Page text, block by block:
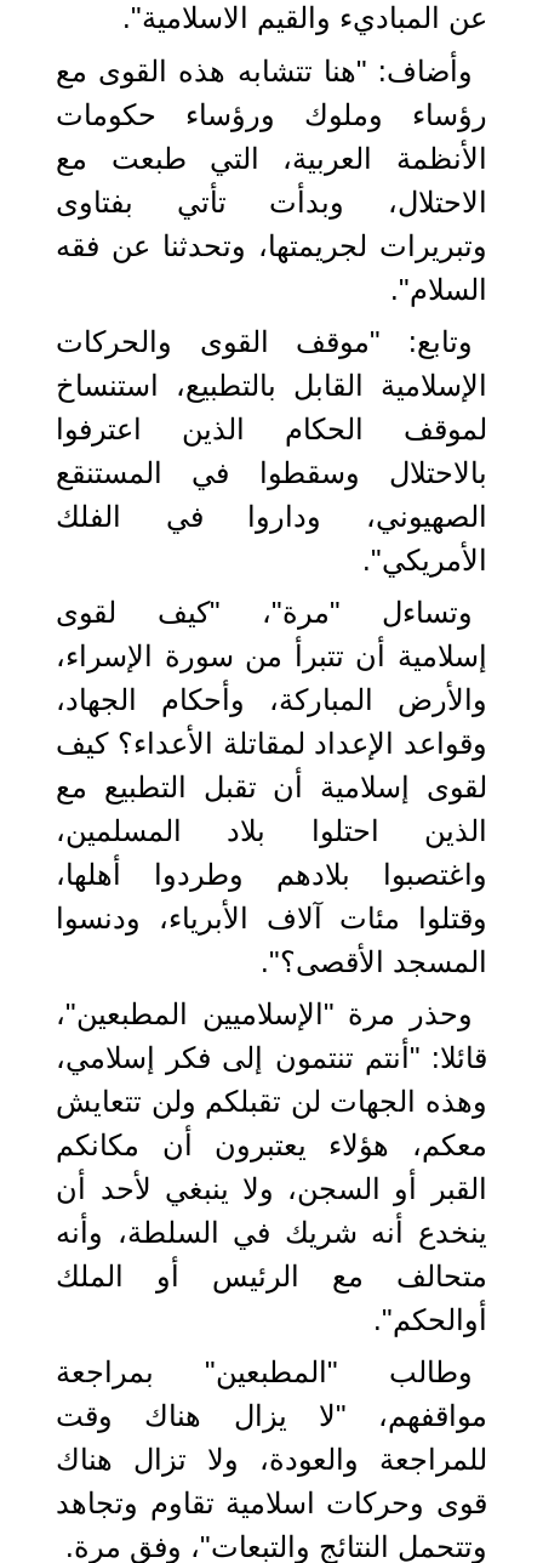
عن المباديء والقيم الاسلامية".
وأضاف: "هنا تتشابه هذه القوى مع
رؤساء وملوك ورؤساء حكومات
الأنظمة العربية، التي طبعت مع
الاحتلال، وبدأت تأتي بفتاوى
وتبريرات لجريمتها، وتحدثنا عن فقه
السلام".
وتابع: "موقف القوى والحركات
الإسلامية القابل بالتطبيع، استنساخ
لموقف الحكام الذين اعترفوا
بالاحتلال وسقطوا في المستنقع
الصهيوني، وداروا في الفلك
الأمريكي".
وتساءل "مرة"، "كيف لقوى
إسلامية أن تتبرأ من سورة الإسراء،
والأرض المباركة، وأحكام الجهاد،
وقواعد الإعداد لمقاتلة الأعداء؟ كيف
لقوى إسلامية أن تقبل التطبيع مع
الذين احتلوا بلاد المسلمين،
واغتصبوا بلادهم وطردوا أهلها،
وقتلوا مئات آلاف الأبرياء، ودنسوا
المسجد الأقصى؟".
وحذر مرة "الإسلاميين المطبعين"،
قائلا: "أنتم تنتمون إلى فكر إسلامي،
وهذه الجهات لن تقبلكم ولن تتعايش
معكم، هؤلاء يعتبرون أن مكانكم
القبر أو السجن، ولا ينبغي لأحد أن
ينخدع أنه شريك في السلطة، وأنه
متحالف مع الرئيس أو الملك
أوالحكم".
وطالب "المطبعين" بمراجعة
مواقفهم، "لا يزال هناك وقت
للمراجعة والعودة، ولا تزال هناك
قوى وحركات اسلامية تقاوم وتجاهد
وتتحمل النتائج والتبعات"، وفق مرة.